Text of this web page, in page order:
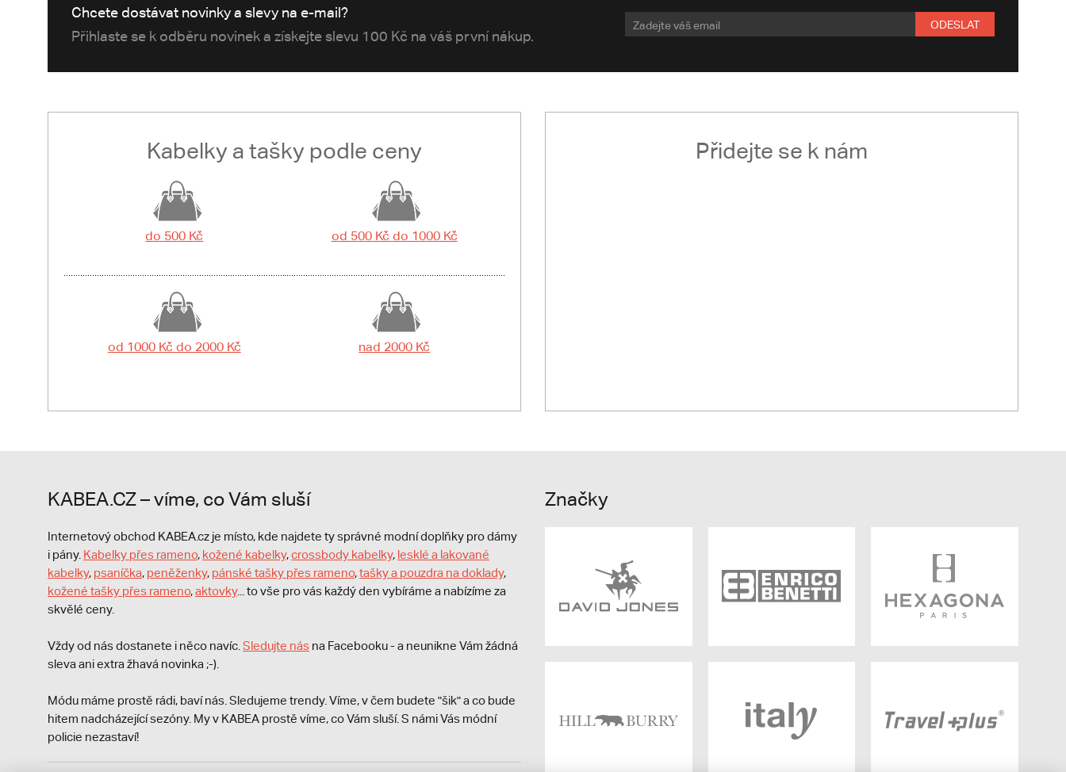
Chcete dostávat novinky a slevy na e-mail?
Přihlaste se k odběru novinek a získejte slevu 100 Kč na váš první nákup.
ODESLAT
Kabelky a tašky podle ceny
do 500 Kč od 500 Kč do 1000 Kč
od 1000 Kč do 2000 Kč nad 2000 Kč
Přidejte se k nám
KABEA.CZ – víme, co Vám sluší
Internetový obchod KABEA.cz je místo, kde najdete ty správné modní doplňky pro dámy
i pány. Kabelky přes rameno, kožené kabelky,crossbody kabelky, lesklé a lakované
kabelky, psaníčka, peněženky, pánské tašky přes rameno,tašky a pouzdra na doklady,
kožené tašky přes rameno,aktovky... to vše pro vás každý den vybíráme a nabízíme za
skvělé ceny.
Vždy od nás dostanete i něco navíc. Sledujte nás na Facebooku - a neunikne Vám žádná
sleva ani extra žhavá novinka ;-).
Módu máme prostě rádi, baví nás. Sledujeme trendy. Víme, v čem budete "šik" a co bude
hitem nadcházející sezóny. My v KABEA prostě víme, co Vám sluší. S námi Vás módní
policie nezastaví!
Značky